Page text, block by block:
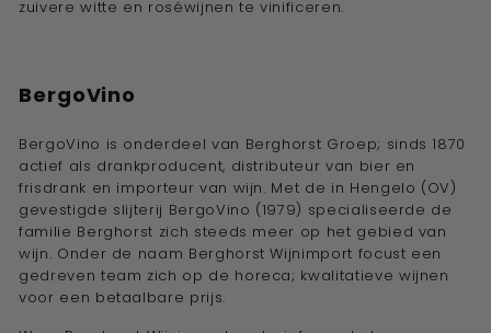
zuivere witte en roséwijnen te vinificeren.
BergoVino
BergoVino is onderdeel van Berghorst Groep; sinds 1870
actief als drankproducent, distributeur van bier en
frisdrank en importeur van wijn. Met de in Hengelo (OV)
gevestigde slijterij BergoVino (1979) specialiseerde de
familie Berghorst zich steeds meer op het gebied van
wijn. Onder de naam Berghorst Wijnimport focust een
gedreven team zich op de horeca; kwalitatieve wijnen
voor een betaalbare prijs.